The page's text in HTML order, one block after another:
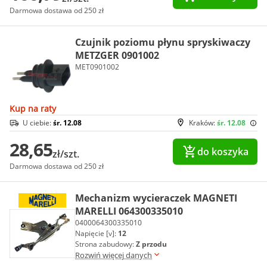
Darmowa dostawa od 250 zł
Czujnik poziomu płynu spryskiwaczy
METZGER 0901002
MET0901002
Kup na raty
Kraków:śr. 12.08
U ciebie:śr. 12.08
28,65zł/szt.
Darmowa dostawa od 250 zł
do koszyka
Mechanizm wycieraczek MAGNETI
MARELLI 064300335010
0400064300335010
Napięcie [v]: 12
Strona zabudowy:Z przodu
Rozwiń więcej danych